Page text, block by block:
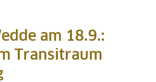
am 18.9.:
Transitraum